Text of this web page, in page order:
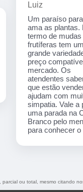
Luiz
Um paraíso
ama as plantas.
termo de mudas
frutíferas tem
grande
preço
mercado. Os
atendentes
que estão
ajudam com
simpatia. Vale a
uma parada na
Branco pelo
para conhecer o
ou total, mesmo citando